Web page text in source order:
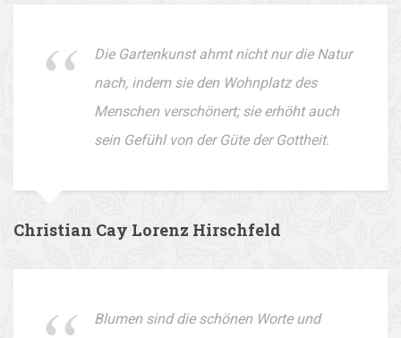
Die Gartenkunst ahmt nicht nur die Natur
nach, indem sie den Wohnplatz des
Menschen verschönert; sie erhöht auch
sein Gefühl von der Güte der Gottheit.
Christian Cay Lorenz Hirschfeld
Blumen sind die schönen Worte und